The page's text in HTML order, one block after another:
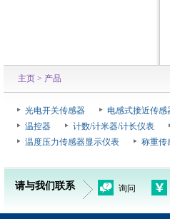
主页 > 产品
光电开关传感器 电感式接近传感
温控器
计数/计米器/计长仪表
温度压力传感器显示仪表
称重传
请与我们联系 询问